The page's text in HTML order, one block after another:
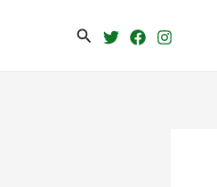
Search